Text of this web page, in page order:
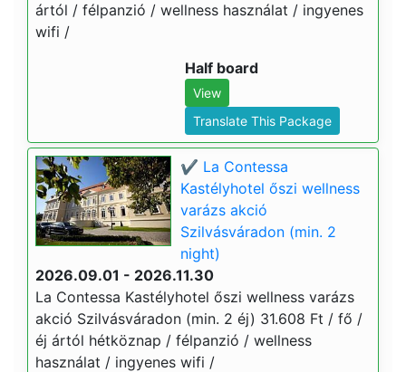
ártól / félpanzió / wellness használat / ingyenes
wifi /
Half board
View
Translate This Package
✔️ La Contessa
Kastélyhotel őszi wellness
varázs akció
Szilvásváradon (min. 2
night)
2026.09.01 - 2026.11.30
La Contessa Kastélyhotel őszi wellness varázs
akció Szilvásváradon (min. 2 éj) 31.608 Ft / fő /
éj ártól hétköznap / félpanzió / wellness
használat / ingyenes wifi /